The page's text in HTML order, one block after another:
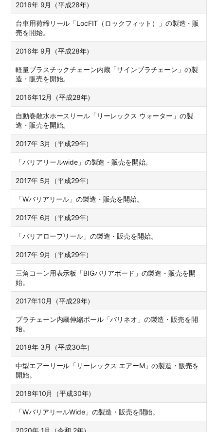
2016年 9月（平成28年）
台車用荷締リール「LocFIT（ロックフィット）」の製造・販
売を開始。
2016年 9月（平成28年）
軽量プラスチックチェーン内蔵「サインプラチェーン」の製
造・販売を開始。
2016年12月（平成28年）
自動巻散水ホースリール「リーレックス ウォーター」の製
造・販売を開始。
2017年 3月（平成29年）
「バリアリールwide」の製造・販売を開始。
2017年 5月（平成29年）
「Wバリアリール」の製造・販売を開始。
2017年 6月（平成29年）
「バリアロープリール」の製造・販売を開始。
2017年 9月（平成29年）
三角コーン用表示板「BIGバリアボード」の製造・販売を開
始。
2017年10月（平成29年）
プラチェーン内蔵伸縮ポール「バリネオ」の製造・販売を開
始。
2018年 3月（平成30年）
中型エアーリール「リーレックス エアーM」の製造・販売を
開始。
2018年10月（平成30年）
「WバリアリールWide」の製造・販売を開始。